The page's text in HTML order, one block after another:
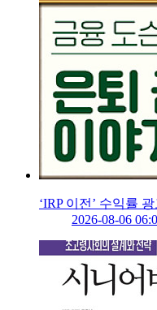
‘IRP 이전’ 수익률
2026-08-06